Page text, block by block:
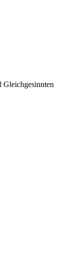
Gleichgesinnten